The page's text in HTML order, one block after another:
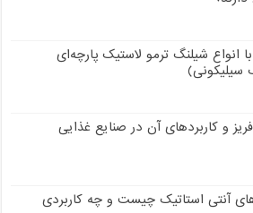
انواع شیلنگ ترمو لاستیک پارچه‌ای
سیلیکونی)
و کاربردهای آن در صنایع غذایی
آنتی استاتیک چیست و چه کاربردی